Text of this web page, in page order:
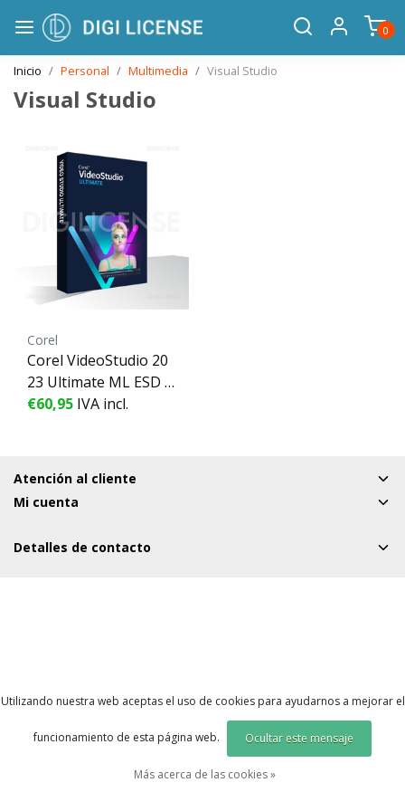
0
Inicio Personal Multimedia Visual Studio
Visual Studio
Corel
Corel VideoStudio 20
23 Ultimate ML ESD -
1 dispositivo - perpet
€60,95 IVA incl.
Atención al cliente
Mi cuenta
Detalles de contacto
Utilizando nuestra web aceptas el uso de cookies para ayudarnos a mejorar el
funcionamiento de esta página web. Ocultar este mensaje
Más acerca de las cookies »